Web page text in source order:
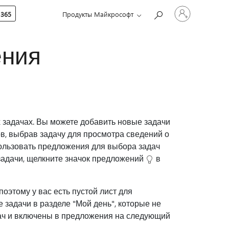
Продукты Майкрософт
Войдите
учетную
Вы можете добавить новые задачи
выбрав задачу для просмотра сведений о
предложения для выбора задач
щелкните значок предложений
в
у вас есть пустой лист для
в разделе "Мой день", которые не
и включены в предложения на следующий